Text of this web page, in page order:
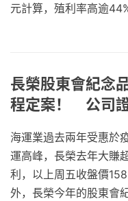
元計算，殖利率高逾44%
長榮股東會紀念
程定案！ 公司
海運業過去兩年受惠於
運高峰，長榮去年大賺
利，以上周五收盤價
外，長榮今年的股東會